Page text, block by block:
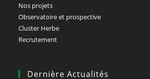
Nos projets
Observatoire et prospective
Cluster Herbe
Recrutement
Dernière Actualités